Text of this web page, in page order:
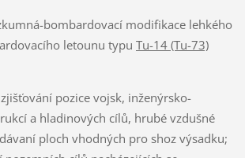
bombardovací modifikace lehkého
letounu typu Tu-14 (Tu-73)
pozice vojsk, inženýrsko-
a hladinových cílů, hrubé vzdušné
ploch vhodných pro shoz výsadku;